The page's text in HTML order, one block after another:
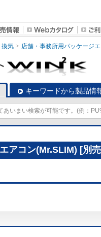
換気 店舗・事務所用パッケージ
キーワードから製品情
アコン(Mr.SLIM) [別